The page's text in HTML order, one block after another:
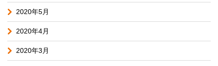
2020年5月
2020年4月
2020年3月